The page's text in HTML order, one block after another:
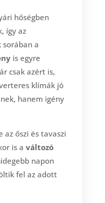
hőségben
így az
a
is egyre
csak azért is,
klímák jó
hanem igény
az őszi és tavaszi
is a változó
napon
fel az adott